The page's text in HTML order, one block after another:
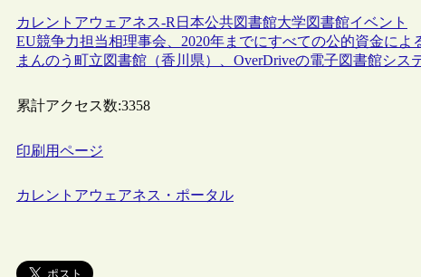
カレントアウェアネス-R 日本公共図書館大学図書館イベント
EU競争力担当相理事会、2020年までにすべての公的資金に
まんのう町立図書館（香川県）、OverDriveの電子図書館シ
累計アクセス数:3358
印刷用ページ
カレントアウェアネス・ポータル